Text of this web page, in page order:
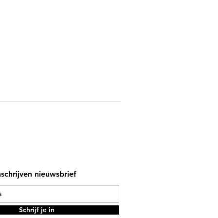
nieuwsbrief
Schrijf je in